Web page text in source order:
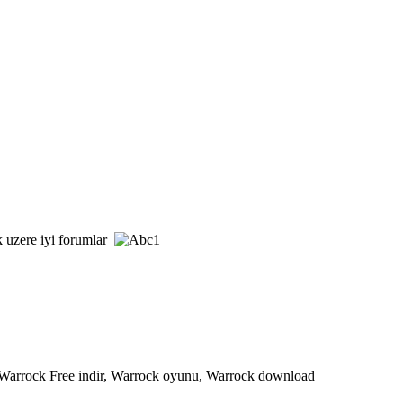
uzere iyi forumlar
Free indir, Warrock oyunu, Warrock download